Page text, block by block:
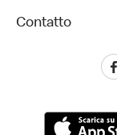
Contatto